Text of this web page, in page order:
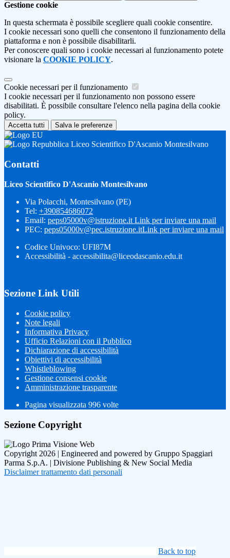
Gestione cookie
In questa schermata è possibile scegliere quali cookie consentire.
I cookie necessari sono quelli che consentono il funzionamento della
piattaforma e non è possibile disabilitarli.
Per conoscere quali sono i cookie necessari al funzionamento potete
visionare la COOKIE POLICY.
Cookie necessari per il funzionamento
I cookie necessari per il funzionamento non possono essere
disabilitati. È possibile consultare l'elenco nella pagina della cookie
policy.
Accetta tutti Salva le preferenze
Liceo Scientifico D'Ascanio Montesilvano
Contatti
Liceo Scientifico D'Ascanio Montesilvano
Via Polacchi, Montesilvano (PE)
Tel: +390854686072
Email: peps05000v@istruzione.it Link per inviare una mail
PEC: peps05000v@pec.istruzione.itLink per inviare una mail
Codice Univoco: UFI87M
Accessibilità - accessibilita@liceodascanio.edu.it
Sezione Link Utili
Cookie policy
Note legali
Informativa Privacy
Ufficio Relazioni con il Pubblico
Dichiarazione di accessibilità
Obiettivi di accessibilità
Whistleblowing
Gestione consensi cookie
Amministrazione trasparente
Pagina visualizzata 996 volte
Sezione Copyright
Copyright 2026 | Engineered and powered by Gruppo Spaggiari
Parma S.p.A. | Divisione Publishing & New Social Media
Disclaimer trattamento dati personali
Back to top